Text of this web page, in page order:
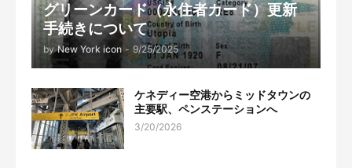
グリーンカード（永住者カード）更新
手続きについて
by New York icon - 9/25/2025
ケネディー空港からミッドタウンの
主要駅、ペンステーションへ
3/20/2026